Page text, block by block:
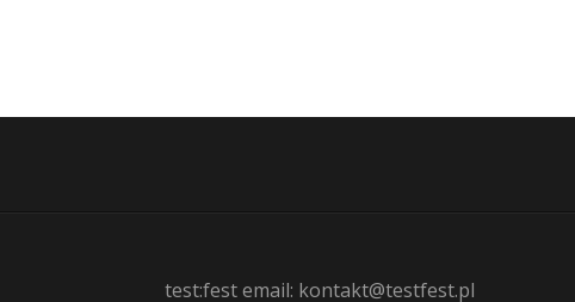
test:fest email: kontakt@testfest.pl